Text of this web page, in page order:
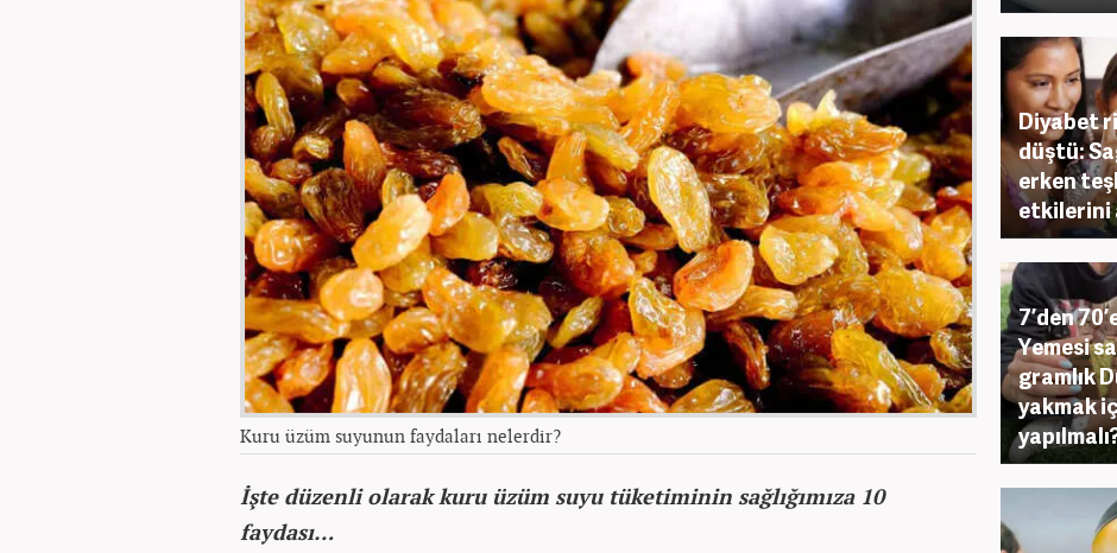
Kuru üzüm suyunun faydaları nelerdir?
İşte düzenli olarak kuru üzüm suyu tüketiminin sağlığımıza 10
faydası…
Diyabet
düştü:
erken
etkilerini
7’den
Yemesi
gramlık
yakmak